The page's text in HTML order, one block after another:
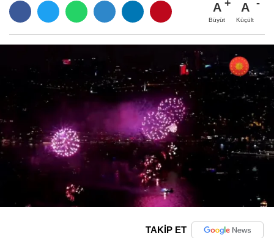
A
Büyüt
A
Küçült
TAKİP ET